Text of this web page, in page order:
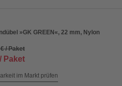
»GK GREEN«, 22 mm, Nylon
/ Paket
Paket
im Markt prüfen